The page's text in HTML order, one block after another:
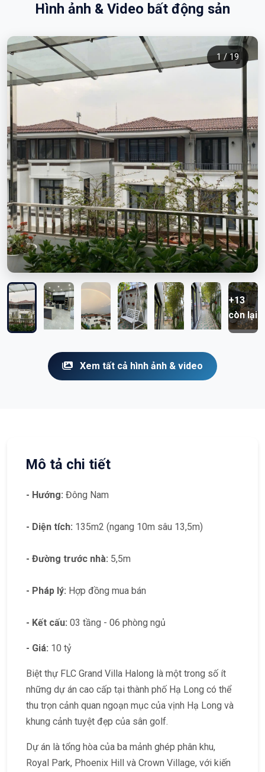
Hình ảnh & Video bất động sản
1 / 19
+13
còn lại
Xem tất cả hình ảnh & video
Mô tả chi tiết
- Hướng: Đông Nam
- Diện tích: 135m2 (ngang 10m sâu 13,5m)
- Đường trước nhà: 5,5m
- Pháp lý: Hợp đồng mua bán
- Kết cấu: 03 tầng - 06 phòng ngủ
- Giá: 10 tỷ
Biệt thự FLC Grand Villa Halong là một trong số ít
những dự án cao cấp tại thành phố Hạ Long có thể
thu trọn cảnh quan ngoạn mục của vịnh Hạ Long và
khung cảnh tuyệt đẹp của sân golf.
Dự án là tổng hòa của ba mảnh ghép phân khu,
Royal Park, Phoenix Hill và Crown Village, với kiến